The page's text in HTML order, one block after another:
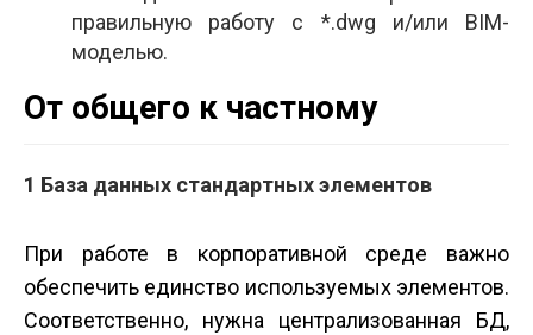
правильную работу с *.dwg и/или BIM­
моделью.
От общего к частному
1 База данных стандартных элементов
При работе в корпоративной среде важно
обеспечить единство используемых элементов.
Соответственно, нужна централизованная БД,